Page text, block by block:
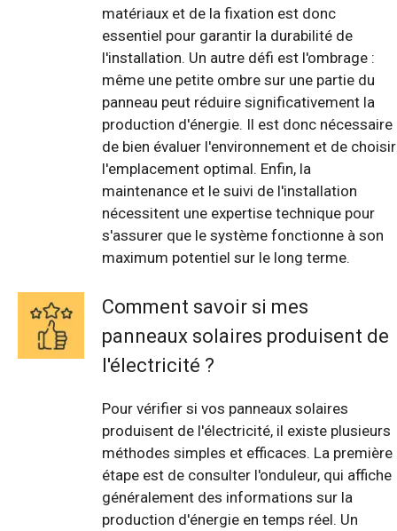
matériaux et de la fixation est donc
essentiel pour garantir la durabilité de
l'installation. Un autre défi est l'ombrage :
même une petite ombre sur une partie du
panneau peut réduire significativement la
production d'énergie. Il est donc nécessaire
de bien évaluer l'environnement et de choisir
l'emplacement optimal. Enfin, la
maintenance et le suivi de l'installation
nécessitent une expertise technique pour
s'assurer que le système fonctionne à son
maximum potentiel sur le long terme.
Comment savoir si mes
panneaux solaires produisent de
l'électricité ?
Pour vérifier si vos panneaux solaires
produisent de l'électricité, il existe plusieurs
méthodes simples et efficaces. La première
étape est de consulter l'onduleur, qui affiche
généralement des informations sur la
production d'énergie en temps réel. Un